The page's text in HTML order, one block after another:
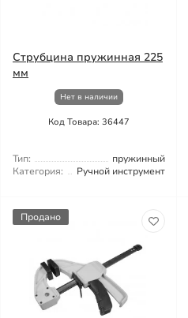
Струбцина пружинная 225
мм
Нет в наличии
Код Товара: 36447
Тип:
пружинный
Категория:
Ручной инструмент
Продано